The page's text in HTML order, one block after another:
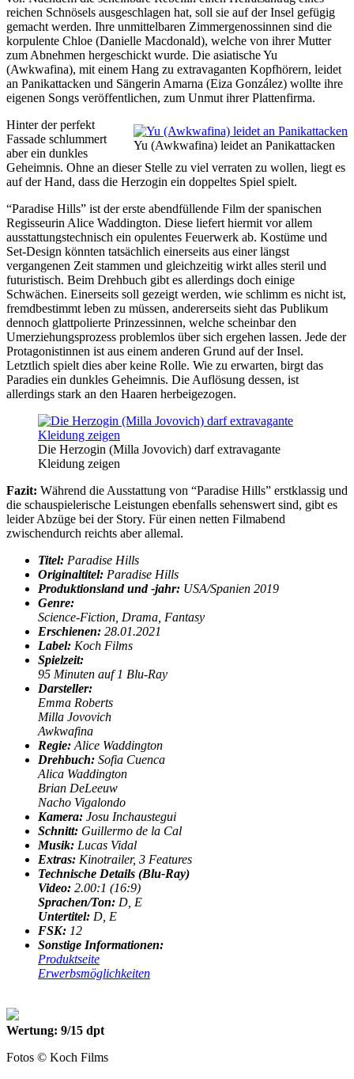
reichen Schnösels ausgeschlagen hat, soll sie auf der Insel gefügig
gemacht werden. Ihre unmittelbaren Zimmergenossinnen sind die
korpulente Chloe (Danielle Macdonald), welche von ihrer Mutter
zum Abnehmen hergeschickt wurde. Die asiatische Yu
(Awkwafina), mit einem Hang zu extravaganten Kopfhörern, leidet
an Panikattacken und Sängerin Amarna (Eiza González) wollte ihre
eigenen Songs veröffentlichen, zum Unmut ihrer Plattenfirma.
Yu (Awkwafina) leidet an Panikattacken
Hinter der perfekt
Fassade schlummert
aber ein dunkles
Geheimnis. Ohne an dieser Stelle zu viel verraten zu wollen, liegt es
auf der Hand, dass die Herzogin ein doppeltes Spiel spielt.
“Paradise Hills” ist der erste abendfüllende Film der spanischen
Regisseurin Alice Waddington. Diese liefert hiermit vor allem
ausstattungstechnisch ein opulentes Feuerwerk ab. Kostüme und
Set-Design könnten tatsächlich einerseits aus einer längst
vergangenen Zeit stammen und gleichzeitig wirkt alles steril und
futuristisch. Beim Drehbuch gibt es allerdings doch einige
Schwächen. Einerseits soll gezeigt werden, wie schlimm es nicht ist,
fremdbestimmt leben zu müssen, andererseits sieht das Publikum
dennoch glattpolierte Prinzessinnen, welche scheinbar den
Umerziehungsprozess problemlos über sich ergehen lassen. Jede der
Protagonistinnen ist aus einem anderen Grund auf der Insel.
Letztlich spielt dies aber keine Rolle. Wie zu erwarten, birgt das
Paradies ein dunkles Geheimnis. Die Auflösung dessen, ist
allerdings stark an den Haaren herbeigezogen.
Die Herzogin (Milla Jovovich) darf extravagante
Kleidung zeigen
Fazit: Während die Ausstattung von “Paradise Hills” erstklassig und
die schauspielerische Leistungen ebenfalls sehenswert sind, gibt es
leider Abzüge bei der Story. Für einen netten Filmabend
zwischendurch reichts aber allemal.
Titel: Paradise Hills
Originaltitel: Paradise Hills
Produktionsland und -jahr: USA/Spanien 2019
Genre:
Science-Fiction, Drama, Fantasy
Erschienen: 28.01.2021
Label: Koch Films
Spielzeit:
95 Minuten auf 1 Blu-Ray
Darsteller:
Emma Roberts
Milla Jovovich
Awkwafina
Regie: Alice Waddington
Drehbuch: Sofia Cuenca
Alica Waddington
Brian DeLeeuw
Nacho Vigalondo
Kamera: Josu Inchaustegui
Schnitt: Guillermo de la Cal
Musik: Lucas Vidal
Extras: Kinotrailer, 3 Features
Technische Details (Blu-Ray)
Video: 2.00:1 (16:9)
Sprachen/Ton: D, E
Untertitel: D, E
FSK: 12
Sonstige Informationen:
Produktseite
Erwerbsmöglichkeiten
Wertung: 9/15 dpt
Fotos © Koch Films